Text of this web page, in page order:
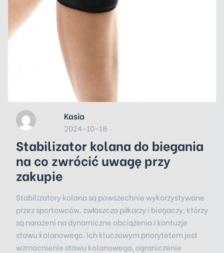
Kasia
2024-10-18
Stabilizator kolana do biegania
na co zwrócić uwagę przy
zakupie
Stabilizatory kolana są powszechnie wykorzystywane
przez sportowców, zwłaszcza piłkarzy i biegaczy, którzy
są narażeni na dynamiczne obciążenia i kontuzje
stawu kolanowego. Ich kluczowym priorytetem jest
wzmocnienie stawu kolanowego, ograniczenie